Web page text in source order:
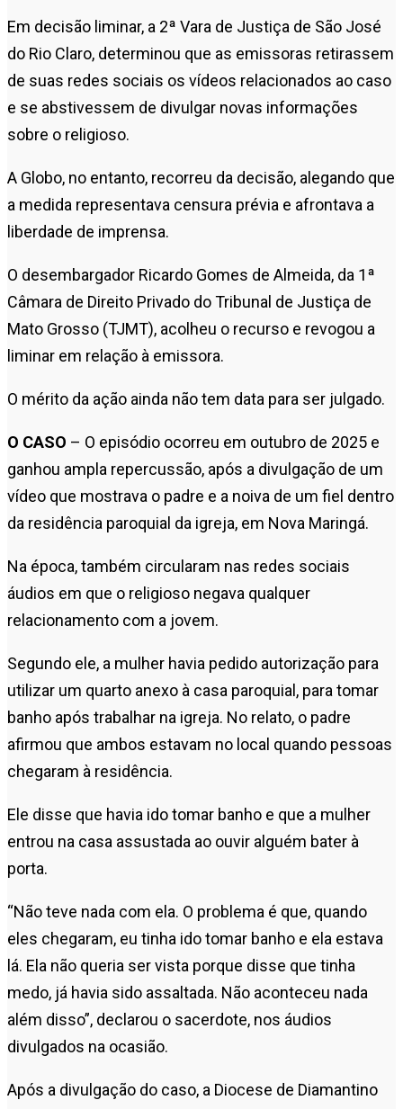
Em decisão liminar, a 2ª Vara de Justiça de São José
do Rio Claro, determinou que as emissoras retirassem
de suas redes sociais os vídeos relacionados ao caso
e se abstivessem de divulgar novas informações
sobre o religioso.
A Globo, no entanto, recorreu da decisão, alegando que
a medida representava censura prévia e afrontava a
liberdade de imprensa.
O desembargador Ricardo Gomes de Almeida, da 1ª
Câmara de Direito Privado do Tribunal de Justiça de
Mato Grosso (TJMT), acolheu o recurso e revogou a
liminar em relação à emissora.
O mérito da ação ainda não tem data para ser julgado.
O CASO – O episódio ocorreu em outubro de 2025 e
ganhou ampla repercussão, após a divulgação de um
vídeo que mostrava o padre e a noiva de um fiel dentro
da residência paroquial da igreja, em Nova Maringá.
Na época, também circularam nas redes sociais
áudios em que o religioso negava qualquer
relacionamento com a jovem.
Segundo ele, a mulher havia pedido autorização para
utilizar um quarto anexo à casa paroquial, para tomar
banho após trabalhar na igreja. No relato, o padre
afirmou que ambos estavam no local quando pessoas
chegaram à residência.
Ele disse que havia ido tomar banho e que a mulher
entrou na casa assustada ao ouvir alguém bater à
porta.
“Não teve nada com ela. O problema é que, quando
eles chegaram, eu tinha ido tomar banho e ela estava
lá. Ela não queria ser vista porque disse que tinha
medo, já havia sido assaltada. Não aconteceu nada
além disso”, declarou o sacerdote, nos áudios
divulgados na ocasião.
Após a divulgação do caso, a Diocese de Diamantino